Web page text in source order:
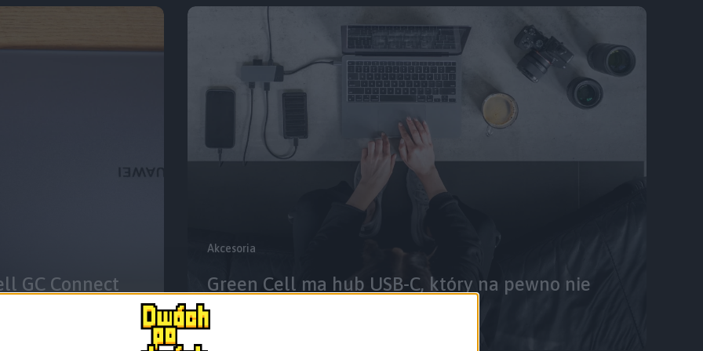
GC Connect
Akcesoria
Green Cell ma hub USB-C, który na pewno nie
spali ci Macbooka